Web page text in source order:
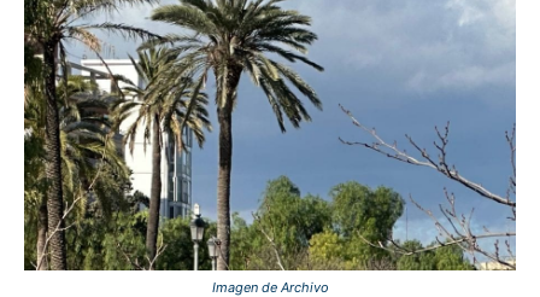
Imagen de Archivo